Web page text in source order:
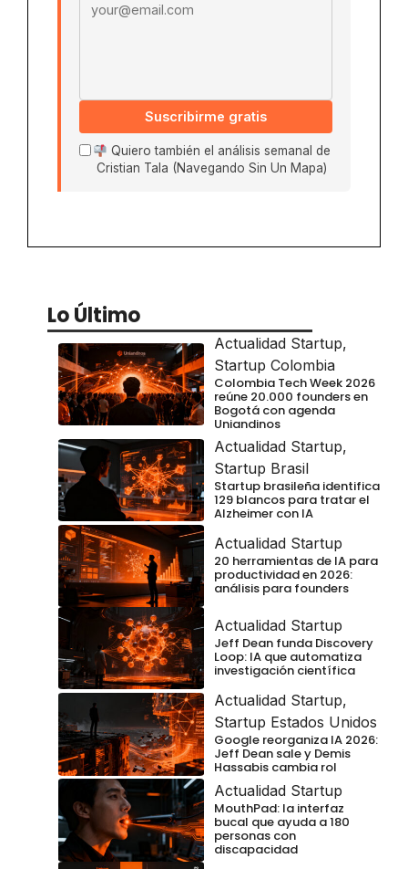
Suscribirme gratis
Quiero también el análisis semanal de
Cristian Tala (Navegando Sin Un Mapa)
Lo Último
Actualidad Startup,
Startup Colombia
Colombia Tech Week 2026
reúne 20.000 founders en
Bogotá con agenda
Uniandinos
Actualidad Startup,
Startup Brasil
Startup brasileña identifica
129 blancos para tratar el
Alzheimer con IA
Actualidad Startup
20 herramientas de IA para
productividad en 2026:
análisis para founders
Actualidad Startup
Jeff Dean funda Discovery
Loop: IA que automatiza
investigación científica
Actualidad Startup,
Startup Estados Unidos
Google reorganiza IA 2026:
Jeff Dean sale y Demis
Hassabis cambia rol
Actualidad Startup
MouthPad: la interfaz
bucal que ayuda a 180
personas con
discapacidad